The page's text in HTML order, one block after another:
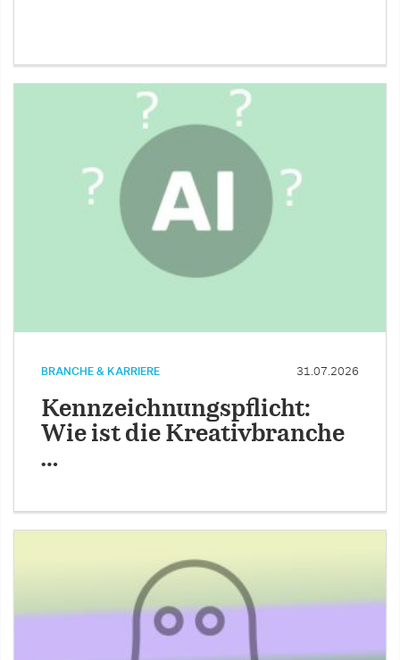
BRANCHE & KARRIERE 31.07.2026
Kennzeichnungspflicht:
Wie ist die Kreativbranche
…